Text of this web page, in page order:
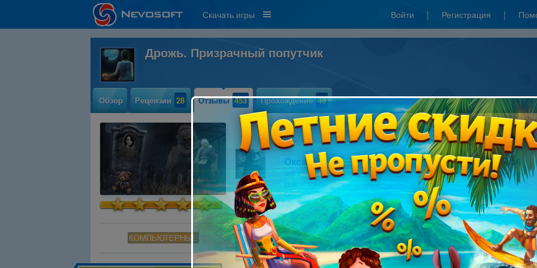
Скачать игры Войти | Регистрация |
Дрожь. Призрачный попутчик
Обзор Рецензии 28 Отзывы 453 Прохождение 48
КОМПЬЮТЕРНЫЕ
Написать отзыв
Оксана Валентин 26.02.2014 10:56
это самая любимая моя игра. я качала ее три раза!! и жалела лишь о
том, что в силу разных обстоятельств, я ее с компа теряла. Это
самая лучшая игра из всех игр серии Дрожь!!!
Мне нравится 2
Edgarda 03.09.2013 08:19
Все забросила и заигралась)))) даже супруг и тот подсел, хотя такие
игры он не любит))))